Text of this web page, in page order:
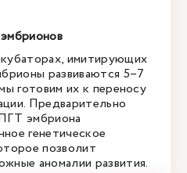
имитирующих
развиваются 5–7
готовим их к переносу
Предварительно
эмбриона
генетическое
позволит
аномалии развития.